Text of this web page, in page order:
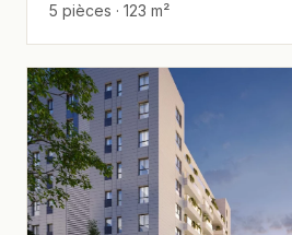
5 pièces · 123 m²